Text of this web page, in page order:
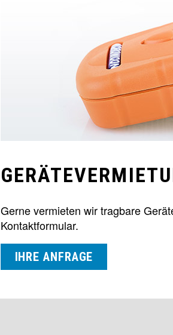
Gerne vermieten wir tragbare
Kontaktformular.
IHRE ANFRAGE